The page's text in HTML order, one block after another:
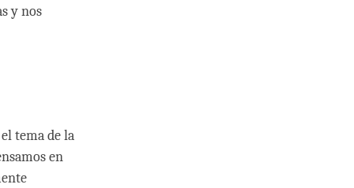
y nos
tema de la
en